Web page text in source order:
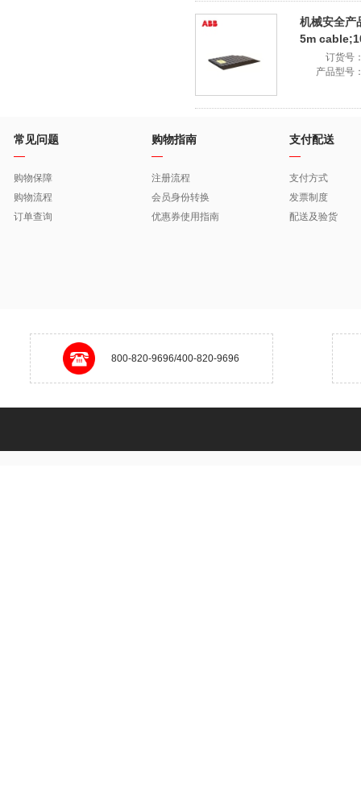
机械安全产
5m
订货号
产品型号
常见问题
购物保障
购物流程
订单查询
购物指南
注册流程
会员身份转换
优惠券使用指南
支付配送
支付方式
发票制度
配送及验货
800-820-9696/400-820-9696